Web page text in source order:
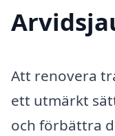
Att renovera
ett utmärkt
och förbättra